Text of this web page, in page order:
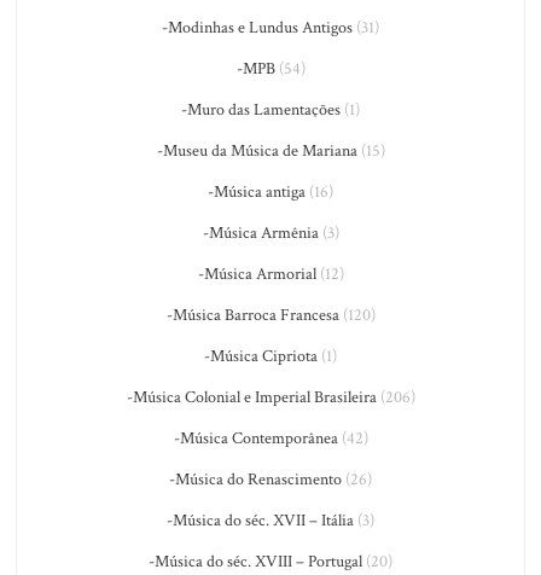
-Modinhas e Lundus Antigos (31)
-MPB(54)
-Muro das Lamentações (1)
-Museu da Música de Mariana(15)
-Música antiga (16)
-Música Armênia(3)
-Música Armorial(12)
-Música Barroca Francesa(120)
-Música Cipriota (1)
-Música Colonial e Imperial Brasileira(206)
-Música Contemporânea(42)
-Música do Renascimento (26)
-Música do séc. XVII – Itália (3)
-Música do séc. XVIII – Portugal (20)